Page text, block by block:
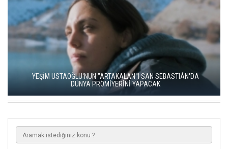
YEŞİM USTAOĞLU'NUN "ARTAKALAN"I SAN SEBASTIÁN'DA
DÜNYA PRÖMİYERİNİ YAPACAK